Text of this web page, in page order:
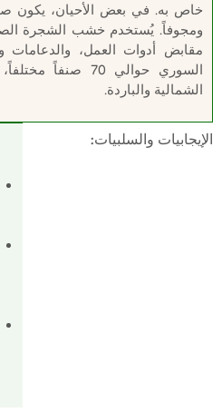
خاص به. في بعض الأحيان، يكون
ومجوفاً. يُستخدم خشب الشجرة
مقابض أدوات العمل، والدعامات
السوري حوالي 70
الشمالية والباردة.
الإيجابيات والسلبيات: